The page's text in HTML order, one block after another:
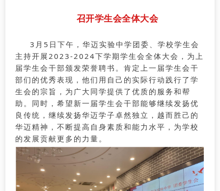
召开学生会全体大会
3月5日下午，华迈实验中学团委、学校学生会
主持开展2023-2024下学期学生会全体大会，为上
届学生会干部颁发荣誉聘书。肯定上一届学生会干
部们的优秀表现，他们用自己的实际行动践行了学
生会的宗旨，为广大同学提供了优质的服务和帮
助。同时，希望新一届学生会干部能够继续发扬优
良传统，继续发扬华迈学子卓然独立，越而胜己的
华迈精神，不断提高自身素质和能力水平，为学校
的发展贡献更多的力量。